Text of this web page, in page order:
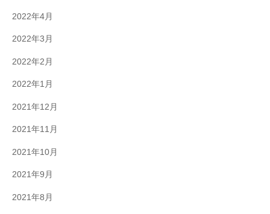
2022年4月
2022年3月
2022年2月
2022年1月
2021年12月
2021年11月
2021年10月
2021年9月
2021年8月